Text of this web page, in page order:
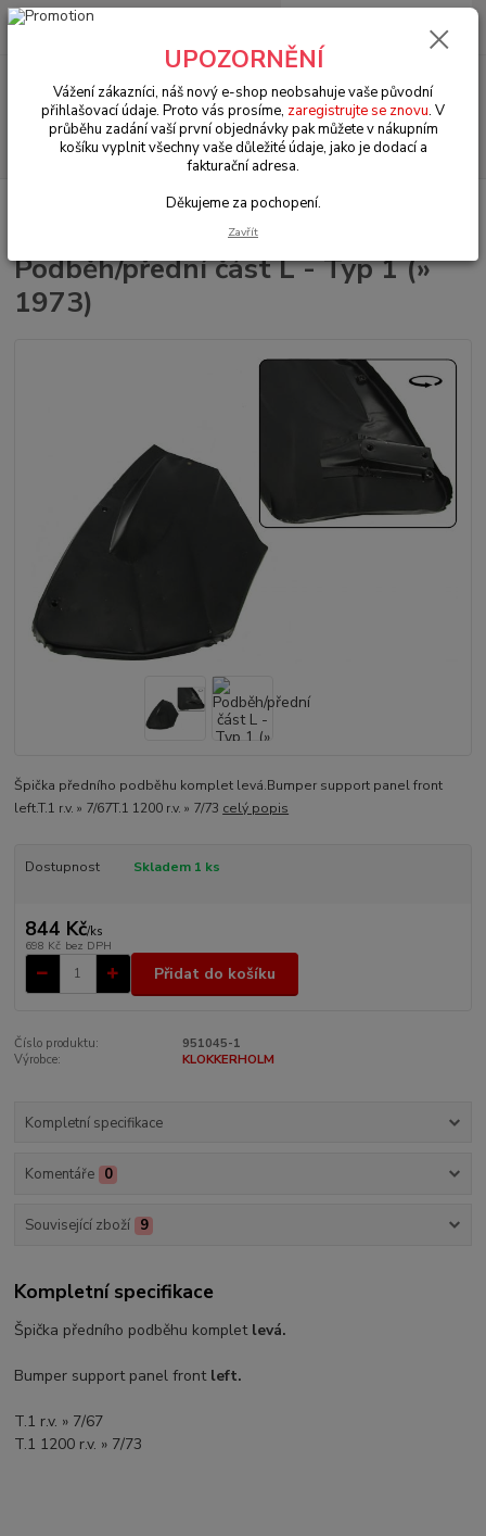
Menu
Hledat
+420 602 330 329
0 Kč
VW Brouk Typ 1 (1938 » 03)
Karosářské díly (Karosseridele)
Podběh/přední část L - Typ 1 (»
1973)
Špička předního podběhu komplet levá.Bumper support panel front
left.T.1 r.v. » 7/67T.1 1200 r.v. » 7/73 celý popis
Dostupnost Skladem 1 ks
844 Kč/ks
698 Kč bez DPH
Přidat do košíku
Číslo produktu:
951045-1
Výrobce:
KLOKKERHOLM
Kompletní specifikace
Komentáře 0
Související zboží 9
Kompletní specifikace
Špička předního podběhu komplet levá.
Bumper support panel front left.
T.1 r.v. » 7/67
T.1 1200 r.v. » 7/73
UPOZORNĚNÍ
Vážení zákazníci, náš nový e-shop neobsahuje vaše původní
přihlašovací údaje. Proto vás prosíme, zaregistrujte se znovu. V
průběhu zadání vaší první objednávky pak můžete v nákupním
košíku vyplnit všechny vaše důležité údaje, jako je dodací a
fakturační adresa.
Děkujeme za pochopení.
Zavřít